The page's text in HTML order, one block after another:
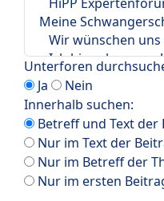
Unterforen
Ja
Nein
Innerhalb suchen:
Betreff und Text der
Nur im Text der
Nur im Betreff der
Nur im ersten